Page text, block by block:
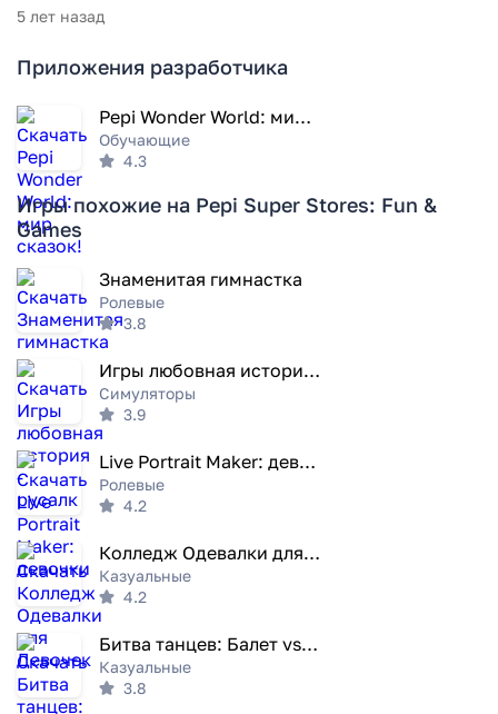
5 лет назад
Приложения разработчика
Pepi Wonder World: мир сказок!
Обучающие
4.3
Игры похожие на Pepi Super Stores: Fun &
Games
Знаменитая гимнастка
Ролевые
3.8
Игры любовная история - русалк
Симуляторы
3.9
Live Portrait Maker: девочки
Ролевые
4.2
Колледж Одевалки для Девочек
Казуальные
4.2
Битва танцев: Балет vs хип-хоп
Казуальные
3.8